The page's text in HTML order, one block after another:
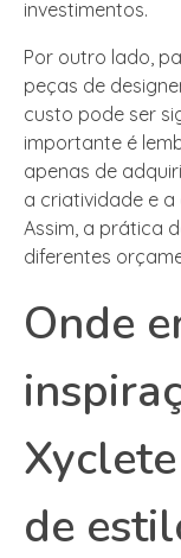
investimentos.
Por outro lado,
peças de
custo pode ser
importante é
apenas de
a criatividade e a
Assim, a prática
diferentes
Onde
de